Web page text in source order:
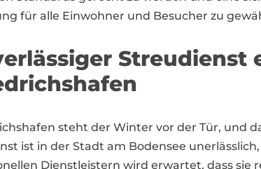
für alle Einwohner und Besucher zu
Streudienst
steht der Winter vor der Tür, und
ist in der Stadt am Bodensee
Dienstleistern wird erwartet, dass